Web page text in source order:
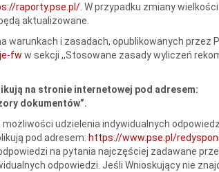
raporty.pse.pl/. W przypadku zmiany
aktualizowane.
warunkach i zasadach, opublikowanych przez
fw w sekcji ,,Stosowane zasady wyliczeń
na stronie internetowej pod adresem:
dokumentów”.
udzielenia indywidualnych
pod adresem: https://www.pse.pl/
na pytania najczęściej zadawane
odpowiedzi. Jeśli Wnioskujący nie